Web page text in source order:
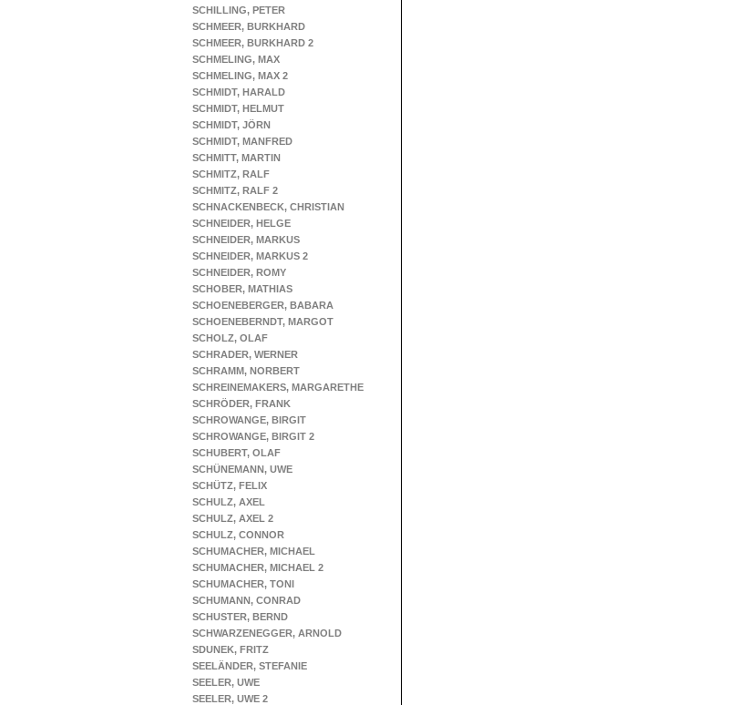
SCHILLING, PETER
SCHMEER, BURKHARD
SCHMEER, BURKHARD 2
SCHMELING, MAX
SCHMELING, MAX 2
SCHMIDT, HARALD
SCHMIDT, HELMUT
SCHMIDT, JÖRN
SCHMIDT, MANFRED
SCHMITT, MARTIN
SCHMITZ, RALF
SCHMITZ, RALF 2
SCHNACKENBECK, CHRISTIAN
SCHNEIDER, HELGE
SCHNEIDER, MARKUS
SCHNEIDER, MARKUS 2
SCHNEIDER, ROMY
SCHOBER, MATHIAS
SCHOENEBERGER, BABARA
SCHOENEBERNDT, MARGOT
SCHOLZ, OLAF
SCHRADER, WERNER
SCHRAMM, NORBERT
SCHREINEMAKERS, MARGARETHE
SCHRÖDER, FRANK
SCHROWANGE, BIRGIT
SCHROWANGE, BIRGIT 2
SCHUBERT, OLAF
SCHÜNEMANN, UWE
SCHÜTZ, FELIX
SCHULZ, AXEL
SCHULZ, AXEL 2
SCHULZ, CONNOR
SCHUMACHER, MICHAEL
SCHUMACHER, MICHAEL 2
SCHUMACHER, TONI
SCHUMANN, CONRAD
SCHUSTER, BERND
SCHWARZENEGGER, ARNOLD
SDUNEK, FRITZ
SEELÄNDER, STEFANIE
SEELER, UWE
SEELER, UWE 2